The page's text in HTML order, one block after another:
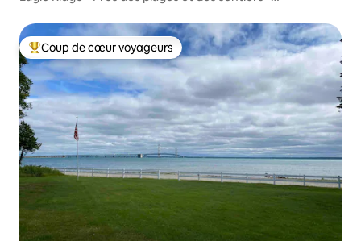
Coups de cœur voyageurs les plus appréciés
Coup de cœur voyageurs